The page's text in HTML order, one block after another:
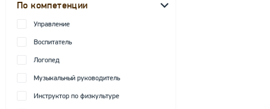
По компетенции
Управление
Воспитатель
Логопед
Музыкальный руководитель
Инструктор по физкультуре